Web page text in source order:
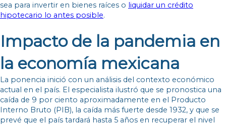
sea para invertir en bienes raíces o liquidar un crédito
hipotecario lo antes posible.
Impacto de la pandemia en
la economía mexicana
La ponencia inició con un análisis del contexto económico
actual en el país. El especialista ilustró que se pronostica una
caída de 9 por ciento aproximadamente en el Producto
Interno Bruto (PIB), la caída más fuerte desde 1932, y que se
prevé que el país tardará hasta 5 años en recuperar el nivel